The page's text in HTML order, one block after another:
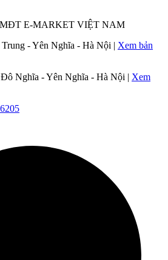
E-MARKET VIỆT NAM
- Yên Nghĩa - Hà Nội | Xem bản
Nghĩa - Yên Nghĩa - Hà Nội | Xem